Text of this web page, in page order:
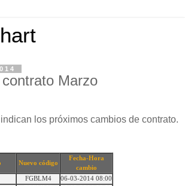
Marzo
los próximos cambios de contrato.
Nuevo código
Fecha-Hora
cambio
FGBLM4
06-03-2014 08:00